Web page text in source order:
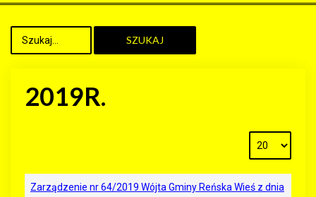
SZUKAJ
2019R.
Zarządzenie nr 64/2019 Wójta Gminy Reńska Wieś z dnia